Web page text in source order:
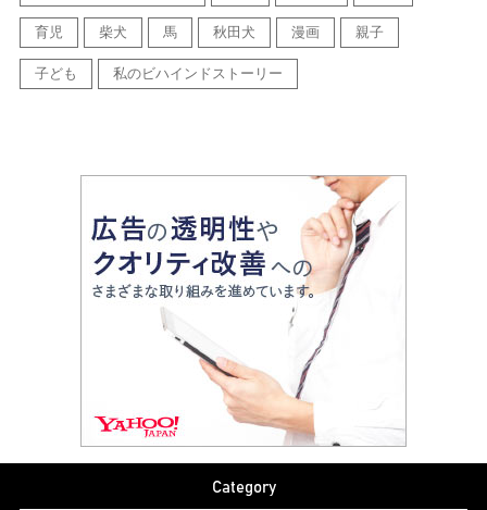
育児 柴犬 馬 秋田犬 漫画 親子
子ども 私のビハインドストーリー
Category